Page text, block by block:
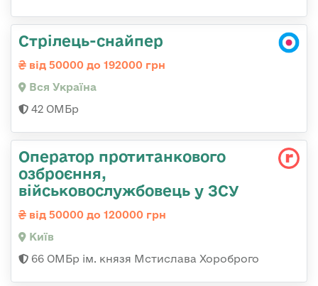
Стрілець-снайпер
від 50000 до 192000 грн
Вся Україна
42 ОМБр
Оператор протитанкового
озброєння,
військовослужбовець у ЗСУ
від 50000 до 120000 грн
Київ
66 ОМБр ім. князя Мстислава Хороброго